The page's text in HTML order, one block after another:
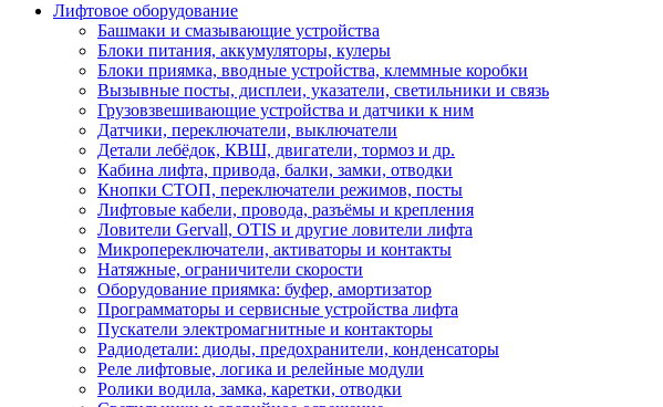
Лифтовое оборудование
Башмаки и смазывающие устройства
Блоки питания, аккумуляторы, кулеры
Блоки приямка, вводные устройства, клеммные коробки
Вызывные посты, дисплеи, указатели, светильники и связь
Грузовзвешивающие устройства и датчики к ним
Датчики, переключатели, выключатели
Детали лебёдок, КВШ, двигатели, тормоз и др.
Кабина лифта, привода, балки, замки, отводки
Кнопки СТОП, переключатели режимов, посты
Лифтовые кабели, провода, разъёмы и крепления
Ловители Gervall, OTIS и другие ловители лифта
Микропереключатели, активаторы и контакты
Натяжные, ограничители скорости
Оборудование приямка: буфер, амортизатор
Программаторы и сервисные устройства лифта
Пускатели электромагнитные и контакторы
Радиодетали: диоды, предохранители, конденсаторы
Реле лифтовые, логика и релейные модули
Ролики водила, замка, каретки, отводки